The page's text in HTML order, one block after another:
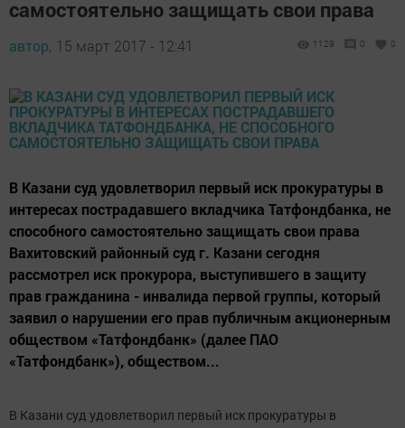
самостоятельно защищать свои права
автор, 15 март 2017 - 12:41 1129 0 0
В Казани суд удовлетворил первый иск прокуратуры в
интересах пострадавшего вкладчика Татфондбанка, не
способного самостоятельно защищать свои права
Вахитовский районный суд г. Казани сегодня
рассмотрел иск прокурора, выступившего в защиту
прав гражданина - инвалида первой группы, который
заявил о нарушении его прав публичным акционерным
обществом «Татфондбанк» (далее ПАО
«Татфондбанк»), обществом...
В Казани суд удовлетворил первый иск прокуратуры в